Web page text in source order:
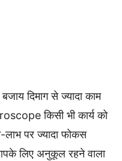
दिमाग से ज्यादा काम
किसी भी कार्य को
पर ज्यादा फोकस
लिए अनुकूल रहने वाला